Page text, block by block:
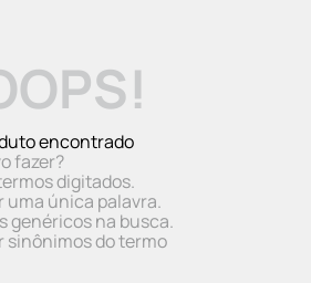
encontrado
fazer?
digitados.
única palavra.
genéricos na busca.
sinônimos do termo